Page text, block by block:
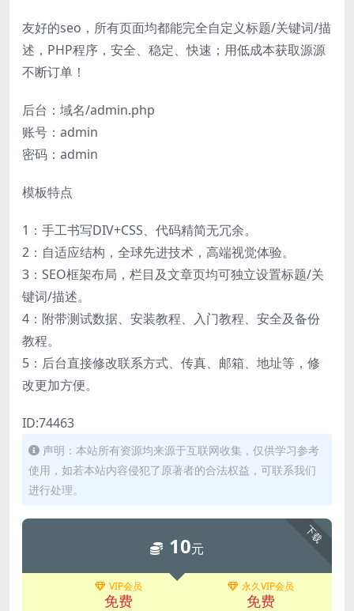
友好的seo，所有页面均都能完全自定义标题/关键词/描
述，PHP程序，安全、稳定、快速；用低成本获取源源
不断订单！
后台：域名/admin.php
账号：admin
密码：admin
模板特点
1：手工书写DIV+CSS、代码精简无冗余。
2：自适应结构，全球先进技术，高端视觉体验。
3：SEO框架布局，栏目及文章页均可独立设置标题/关
键词/描述。
4：附带测试数据、安装教程、入门教程、安全及备份
教程。
5：后台直接修改联系方式、传真、邮箱、地址等，修
改更加方便。
ID:74463
声明：本站所有资源均来源于互联网收集，仅供学习参考
使用，如若本站内容侵犯了原著者的合法权益，可联系我们
进行处理。
下载
10元
VIP会员
免费
永久VIP会员
免费